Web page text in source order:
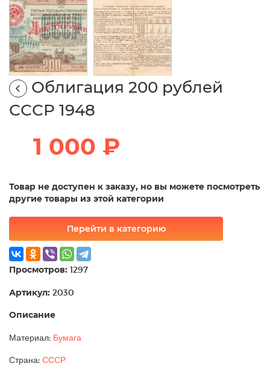
Облигация 200 рублей
СССР 1948
1 000 ₽
Товар не доступен к заказу, но вы можете посмотреть
другие товары из этой категории
Перейти в категорию
Просмотров: 1297
Артикул: 2030
Описание
Материал: Бумага
Страна: СССР